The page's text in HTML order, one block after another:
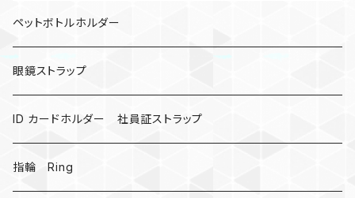
カウベル 熊鈴
昆虫
ミツバチ
AirTag
戦国武将、侍
ペットボトルホルダー
眼鏡ストラップ
ID カードホルダー 社員証ストラップ
指輪 Ring